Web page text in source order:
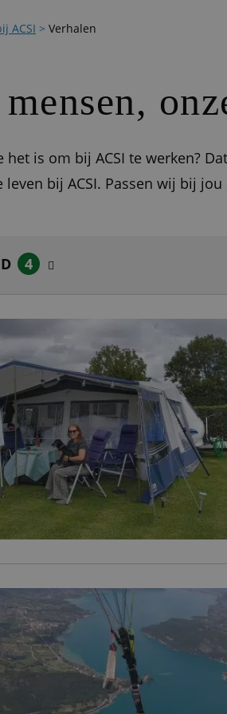
ACSI > Verhalen
het is om bij ACSI te werken?
leven bij ACSI. Passen wij bij
4